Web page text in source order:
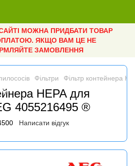
МОЖНА ПРИДБАТИ ТОВАР
ЯКЩО ВАМ ЦЕ НЕ
ЗАМОВЛЕННЯ
Фільтри Фільтр контейнера
HEPA для
4055216495 ®
Написати відгук